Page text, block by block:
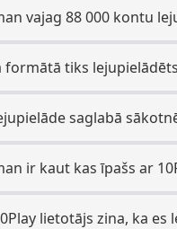
vajag 88 000 kontu
formātā tiks
saglabā
ir kaut kas īpašs ar
lietotājs zina, ka es